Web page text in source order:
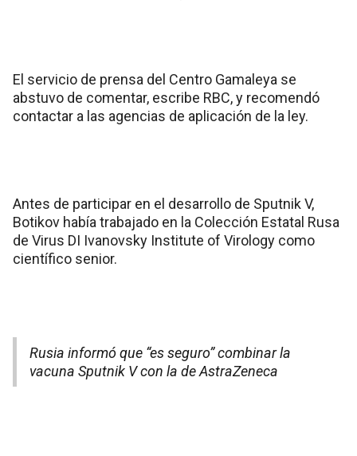
El servicio de prensa del Centro Gamaleya se
abstuvo de comentar, escribe RBC, y recomendó
contactar a las agencias de aplicación de la ley.
Antes de participar en el desarrollo de Sputnik V,
Botikov había trabajado en la Colección Estatal Rusa
de Virus DI Ivanovsky Institute of Virology como
científico senior.
Rusia informó que “es seguro” combinar la
vacuna Sputnik V con la de AstraZeneca